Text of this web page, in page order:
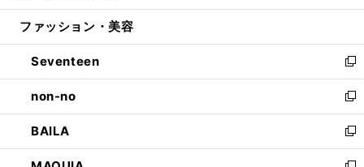
開
ウ
開
く
ン
ウ
で
開
く
ウ
ン
ド
ウ
で
開
く
ファッション・美容
Seventeen
新
し
い
ウ
ィ
ン
non-no
新
し
い
ウ
BAILA
新
し